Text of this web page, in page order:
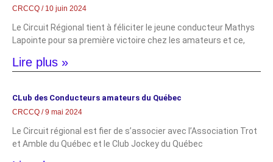
CRCCQ 10 juin 2024
Le Circuit Régional tient à féliciter le jeune conducteur Mathys
Lapointe pour sa première victoire chez les amateurs et ce,
Lire plus »
CLub des Conducteurs amateurs du Québec
CRCCQ 9 mai 2024
Le Circuit régional est fier de s’associer avec l’Association Trot
et Amble du Québec et le Club Jockey du Québec